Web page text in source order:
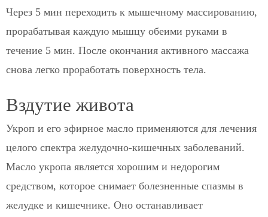
Через 5 мин переходить к мышечному массированию,
прорабатывая каждую мышцу обеими руками в
течение 5 мин. После окончания активного массажа
снова легко проработать поверхность тела.
Вздутие живота
Укроп и его эфирное масло применяются для лечения
целого спектра желудочно-кишечных заболеваний.
Масло укропа является хорошим и недорогим
средством, которое снимает болезненные спазмы в
желудке и кишечнике. Оно останавливает